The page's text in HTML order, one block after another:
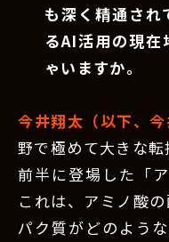
も深く精通され
るAI活用の現在
ゃいますか。
今井翔太（以下、今
野で極めて大きな
前半に登場した「
これは、アミノ酸
パク質がどのよう